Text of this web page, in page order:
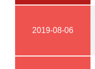
2019-08-06